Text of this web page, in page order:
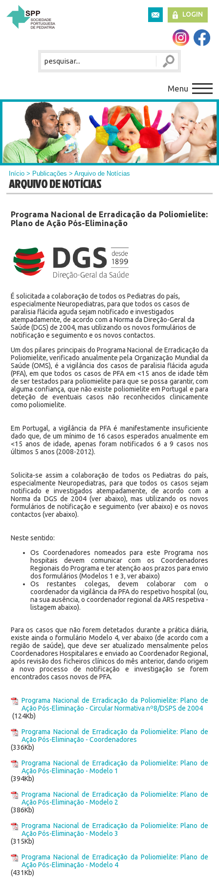
LOGIN
Menu
Início > Publicações > Arquivo de Notícias
ARQUIVO DE NOTÍCIAS
Programa Nacional de Erradicação da Poliomielite:
Plano de Ação Pós-Eliminação
É solicitada a colaboração de todos os Pediatras do país,
especialmente Neuropediatras, para que todos os casos de
paralisia flácida aguda sejam notificado e investigados
atempadamente, de acordo com a Norma da Direção-Geral da
Saúde (DGS) de 2004, mas utilizando os novos formulários de
notificação e seguimento e os novos contactos.
Um dos pilares principais do Programa Nacional de Erradicação da
Poliomielite, verificado anualmente pela Organização Mundial da
Saúde (OMS), é a vigilância dos casos de paralisia flácida aguda
(PFA), em que todos os casos de PFA em <15 anos de idade têm
de ser testados para poliomielite para que se possa garantir, com
alguma confiança, que não existe poliomielite em Portugal e para
deteção de eventuais casos não reconhecidos clinicamente
como poliomielite.
Em Portugal, a vigilância da PFA é manifestamente insuficiente
dado que, de um mínimo de 16 casos esperados anualmente em
<15 anos de idade, apenas foram notificados 6 a 9 casos nos
últimos 5 anos (2008-2012).
Solicita-se assim a colaboração de todos os Pediatras do país,
especialmente Neuropediatras, para que todos os casos sejam
notificado e investigados atempadamente, de acordo com a
Norma da DGS de 2004 (ver abaixo), mas utilizando os novos
formulários de notificação e seguimento (ver abaixo) e os novos
contactos (ver abaixo).
Neste sentido:
Os Coordenadores nomeados para este Programa nos
hospitais devem comunicar com os Coordenadores
Regionais do Programa e ter atenção aos prazos para envio
dos formulários (Modelos 1 e 3, ver abaixo)
Os restantes colegas, devem colaborar com o
coordenador da vigilância da PFA do respetivo hospital (ou,
na sua ausência, o coordenador regional da ARS respetiva -
listagem abaixo).
Para os casos que não forem detetados durante a prática diária,
existe ainda o formulário Modelo 4, ver abaixo (de acordo com a
região de saúde), que deve ser atualizado mensalmente pelos
Coordenadores Hospitalares e enviado ao Coordenador Regional,
após revisão dos ficheiros clínicos do mês anterior, dando origem
a novo processo de notificação e investigação se forem
encontrados casos novos de PFA.
Programa Nacional de Erradicação da Poliomielite: Plano de
Ação Pós-Eliminação - Circular Normativa nº8/DSPS de 2004
(124Kb)
Programa Nacional de Erradicação da Poliomielite: Plano de
Ação Pós-Eliminação - Coordenadores
(336Kb)
Programa Nacional de Erradicação da Poliomielite: Plano de
Ação Pós-Eliminação - Modelo 1
(394Kb)
Programa Nacional de Erradicação da Poliomielite: Plano de
Ação Pós-Eliminação - Modelo 2
(386Kb)
Programa Nacional de Erradicação da Poliomielite: Plano de
Ação Pós-Eliminação - Modelo 3
(315Kb)
Programa Nacional de Erradicação da Poliomielite: Plano de
Ação Pós-Eliminação - Modelo 4
(431Kb)